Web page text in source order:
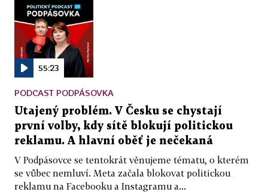
55:23
PODCAST PODPÁSOVKA
Utajený problém. V Česku se chystají
první volby, kdy sítě blokují politickou
reklamu. A hlavní oběť je nečekaná
V Podpásovce se tentokrát věnujeme tématu, o kterém
se vůbec nemluví. Meta začala blokovat politickou
reklamu na Facebooku a Instagramu a...